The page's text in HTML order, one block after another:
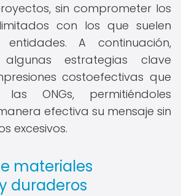
sin comprometer los
con los que suelen
A continuación,
algunas estrategias clave
costoefectivas que
ONGs, permitiéndoles
efectiva su mensaje sin
excesivos.
materiales
duraderos